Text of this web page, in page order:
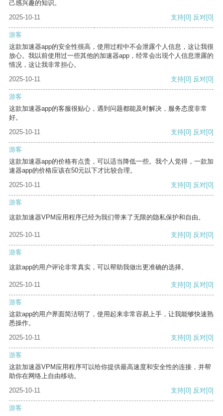
己感兴趣的知识。
2025-10-11
支持[0] 反对[0]
游客
这款加速器app的安全性很高，使用过程中不会泄露个人信息，这让我很
放心。我以前使用过一些其他的加速器app，经常会出现个人信息泄露的
情况，这让我非常担心。
2025-10-11
支持[0] 反对[0]
游客
这款加速器app的客服很贴心，遇到问题都能及时解决，服务态度非常
好。
2025-10-11
支持[0] 反对[0]
游客
这款加速器app的价格有点贵，可以适当降低一些。我个人觉得，一款加
速器app的价格应该在50元以下才比较合理。
2025-10-11
支持[0] 反对[0]
游客
这款加速器VPM应用程序已经为我们带来了无限的隐私保护和自由。
2025-10-11 支持[0] 反对[0]
游客
这款app的用户评论非常真实，可以帮助我做出更准确的选择。
2025-10-11 支持[0] 反对[0]
游客
这款app的用户界面简洁明了，使用起来非常容易上手，让我能够快速熟
悉操作。
2025-10-11
支持[0] 反对[0]
游客
这款加速器VPM应用程序可以给你提供最高速度和安全性的连接，并帮
助你在网络上自由移动。
2025-10-11
支持[0] 反对[0]
游客